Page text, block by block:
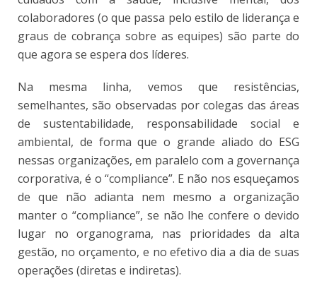
colaboradores (o que passa pelo estilo de liderança e
graus de cobrança sobre as equipes) são parte do
que agora se espera dos líderes.
Na mesma linha, vemos que resistências,
semelhantes, são observadas por colegas das áreas
de sustentabilidade, responsabilidade social e
ambiental, de forma que o grande aliado do ESG
nessas organizações, em paralelo com a governança
corporativa, é o “compliance”. E não nos esqueçamos
de que não adianta nem mesmo a organização
manter o “compliance”, se não lhe confere o devido
lugar no organograma, nas prioridades da alta
gestão, no orçamento, e no efetivo dia a dia de suas
operações (diretas e indiretas).